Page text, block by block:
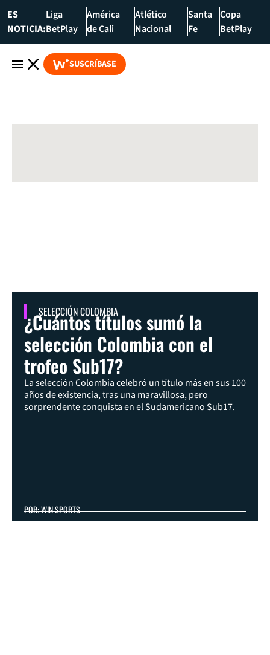
ES
NOTICIA:
Liga
BetPlay
América
de Cali
Atlético
Nacional
Santa
Fe
Copa
BetPlay
SUSCRÍBASE
SELECCIÓN COLOMBIA
¿Cuántos títulos sumó la
selección Colombia con el
trofeo Sub17?
La selección Colombia celebró un título más en sus 100
años de existencia, tras una maravillosa, pero
sorprendente conquista en el Sudamericano Sub17.
POR: WIN SPORTS